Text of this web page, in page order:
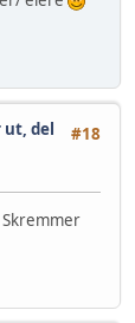
#18
ut, del